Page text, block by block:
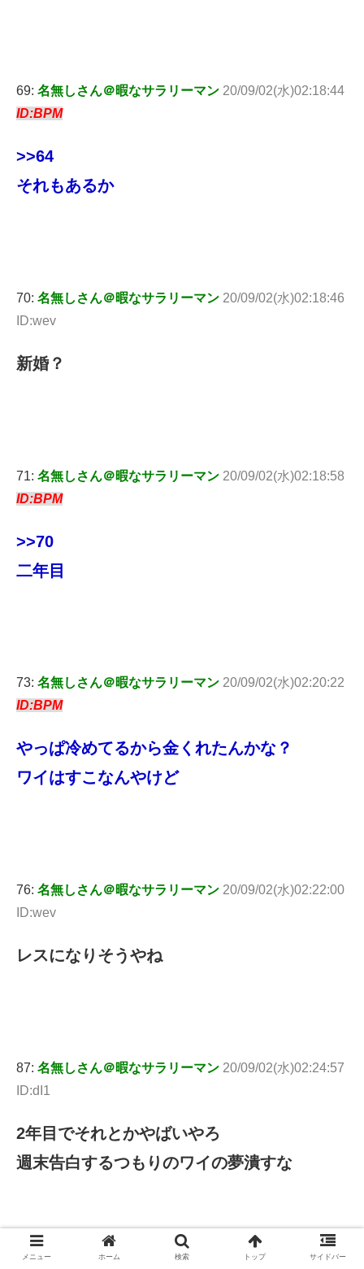
69: 名無しさん＠暇なサラリーマン 20/09/02(水)02:18:44
ID:BPM
>>64
それもあるか
70: 名無しさん＠暇なサラリーマン 20/09/02(水)02:18:46
ID:wev
新婚？
71: 名無しさん＠暇なサラリーマン 20/09/02(水)02:18:58
ID:BPM
>>70
二年目
73: 名無しさん＠暇なサラリーマン 20/09/02(水)02:20:22
ID:BPM
やっぱ冷めてるから金くれたんかな？
ワイはすこなんやけど
76: 名無しさん＠暇なサラリーマン 20/09/02(水)02:22:00
ID:wev
レスになりそうやね
87: 名無しさん＠暇なサラリーマン 20/09/02(水)02:24:57
ID:dI1
2年目でそれとかやばいやろ
週末告白するつもりのワイの夢潰すな
メニュー ホーム 検索 トップ サイドバー